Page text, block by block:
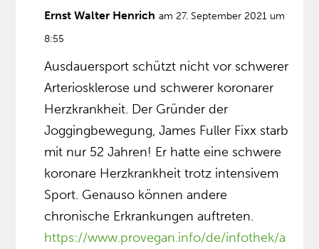
Ernst Walter Henrich am 27. September 2021 um
8:55
Ausdauersport schützt nicht vor schwerer
Arteriosklerose und schwerer koronarer
Herzkrankheit. Der Gründer der
Joggingbewegung, James Fuller Fixx starb
mit nur 52 Jahren! Er hatte eine schwere
koronare Herzkrankheit trotz intensivem
Sport. Genauso können andere
chronische Erkrankungen auftreten.
https://www.provegan.info/de/infothek/a